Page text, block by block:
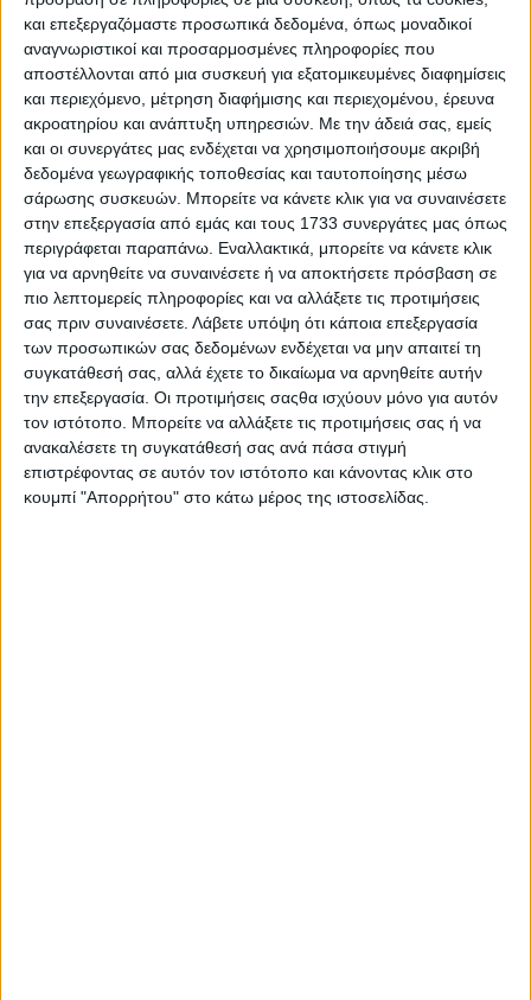
και επεξεργαζόμαστε προσωπικά δεδομένα, όπως μοναδικοί
αναγνωριστικοί και προσαρμοσμένες πληροφορίες που
αποστέλλονται από μια συσκευή για εξατομικευμένες διαφημίσεις
και περιεχόμενο, μέτρηση διαφήμισης και περιεχομένου, έρευνα
ακροατηρίου και ανάπτυξη υπηρεσιών. Με την άδειά σας, εμείς
και οι συνεργάτες μας ενδέχεται να χρησιμοποιήσουμε ακριβή
δεδομένα γεωγραφικής τοποθεσίας και ταυτοποίησης μέσω
σάρωσης συσκευών. Μπορείτε να κάνετε κλικ για να συναινέσετε
στην επεξεργασία από εμάς και τους 1733 συνεργάτες μας όπως
περιγράφεται παραπάνω. Εναλλακτικά, μπορείτε να κάνετε κλικ
για να αρνηθείτε να συναινέσετε ή να αποκτήσετε πρόσβαση σε
πιο λεπτομερείς πληροφορίες και να αλλάξετε τις προτιμήσεις
σας πριν συναινέσετε. Λάβετε υπόψη ότι κάποια επεξεργασία
των προσωπικών σας δεδομένων ενδέχεται να μην απαιτεί τη
συγκατάθεσή σας, αλλά έχετε το δικαίωμα να αρνηθείτε αυτήν
την επεξεργασία. Οι προτιμήσεις σαςθα ισχύουν μόνο για αυτόν
τον ιστότοπο. Μπορείτε να αλλάξετε τις προτιμήσεις σας ή να
ανακαλέσετε τη συγκατάθεσή σας ανά πάσα στιγμή
επιστρέφοντας σε αυτόν τον ιστότοπο και κάνοντας κλικ στο
κουμπί "Απορρήτου" στο κάτω μέρος της ιστοσελίδας.
ΕΚΠΤΩΣΗ
Σετ Ζευγάρι Xρυσές Βέρες 9 Καράτια S39 Stergiadis
€ 1.075,90 € 1.537,00
ΛΕΠΤΟΜΕΡΕΙΕΣ
ΕΚΠΤΩΣΗ